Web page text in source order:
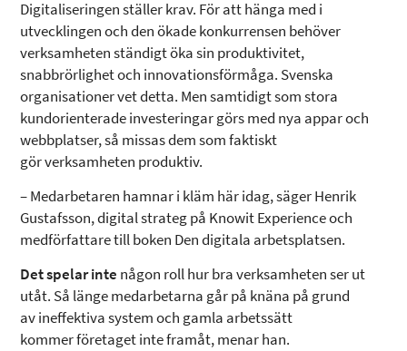
Digitaliseringen ställer krav. För att hänga med i
utvecklingen och den ökade konkurrensen behöver
verksamheten ständigt öka sin produktivitet,
snabbrörlighet och innovationsförmåga. Svenska
organisationer vet detta. Men samtidigt som stora
kundorienterade investeringar görs med nya appar och
webbplatser, så missas dem som faktiskt
gör verksamheten produktiv.
– Medarbetaren hamnar i kläm här idag, säger Henrik
Gustafsson, digital strateg på Knowit Experience och
medförfattare till boken Den digitala arbetsplatsen.
Det spelar inte någon roll hur bra verksamheten ser ut
utåt. Så länge medarbetarna går på knäna på grund
av ineffektiva system och gamla arbetssätt
kommer företaget inte framåt, menar han.